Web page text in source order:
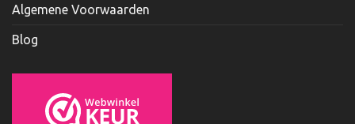
Algemene Voorwaarden
Blog